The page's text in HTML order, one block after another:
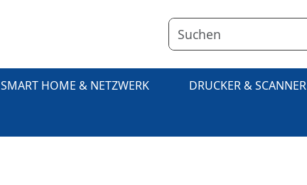
SMART HOME & NETZWERK DRUCKER & SCANNER